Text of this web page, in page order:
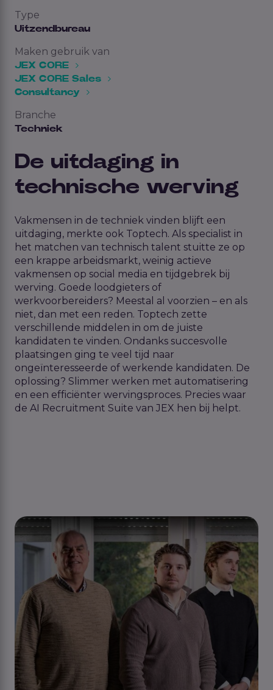
Type
Uitzendbureau
Maken gebruik van
JEX CORE
JEX CORE Sales
Consultancy
Branche
Techniek
De uitdaging in
technische werving
Vakmensen in de techniek vinden blijft een
uitdaging, merkte ook Toptech. Als specialist in
het matchen van technisch talent stuitte ze op
een krappe arbeidsmarkt, weinig actieve
vakmensen op social media en tijdgebrek bij
werving. Goede loodgieters of
werkvoorbereiders? Meestal al voorzien – en als
niet, dan met een reden. Toptech zette
verschillende middelen in om de juiste
kandidaten te vinden. Ondanks succesvolle
plaatsingen ging te veel tijd naar
ongeïnteresseerde of werkende kandidaten. De
oplossing? Slimmer werken met automatisering
en een efficiënter wervingsproces. Precies waar
de AI Recruitment Suite van JEX hen bij helpt.